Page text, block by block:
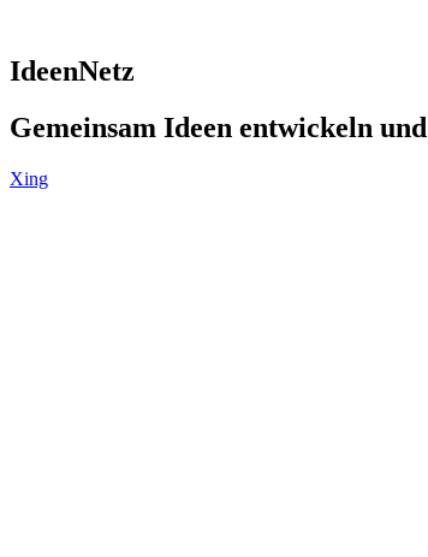
IdeenNetz
Gemeinsam Ideen entwickeln
Xing